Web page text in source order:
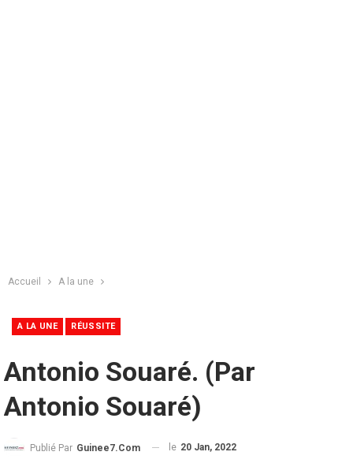
Accueil A la une
A LA UNE RÉUSSITE
Antonio Souaré. (Par
Antonio Souaré)
Publié Par Guinee7.com le 20 Jan, 2022